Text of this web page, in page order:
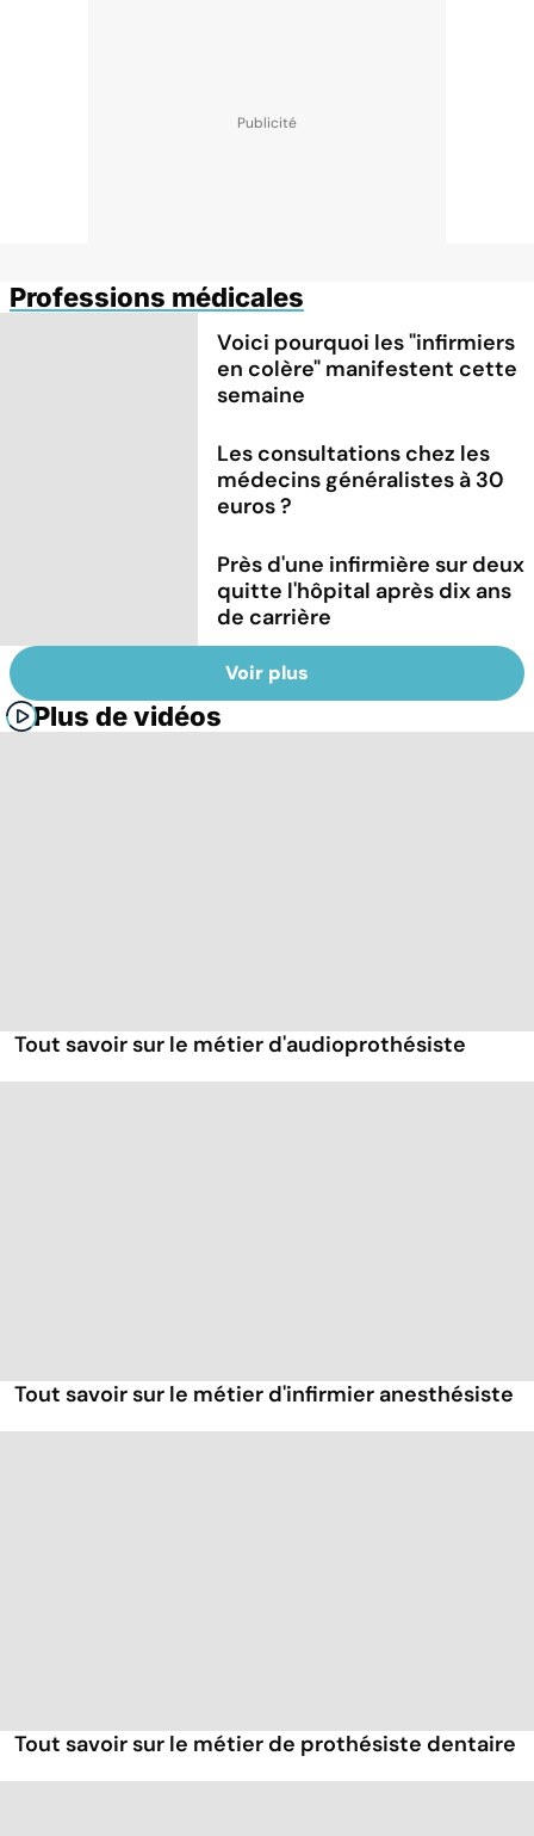
Professions médicales
Voici pourquoi les "infirmiers
en colère" manifestent cette
semaine
Les consultations chez les
médecins généralistes à 30
euros ?
Près d'une infirmière sur deux
quitte l'hôpital après dix ans
de carrière
Voir plus
Plus de vidéos
Tout savoir sur le métier d'audioprothésiste
Tout savoir sur le métier d'infirmier anesthésiste
Tout savoir sur le métier de prothésiste dentaire